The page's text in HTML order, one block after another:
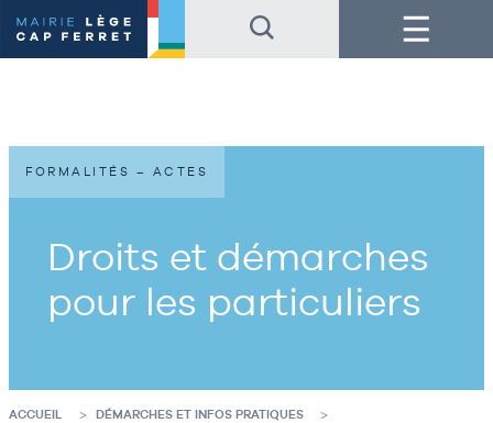
au
contenu
de
au
pied
de
Menu
Droits et démarches
pour les particuliers
FORMALITÉS – ACTES
ACCUEIL DÉMARCHES ET INFOS PRATIQUES